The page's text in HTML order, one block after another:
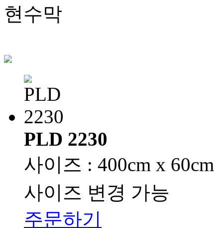
현수막
PLD 2230
사이즈 : 400cm x 60cm
사이즈 변경 가능
주문하기